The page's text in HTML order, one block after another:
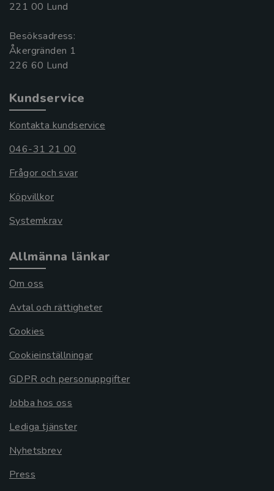
221 00 Lund
Besöksadress:
Åkergränden 1
Kundservice
Kontakta kundservice
046-31 21 00
Frågor och svar
Köpvillkor
Systemkrav
Allmänna länkar
Om oss
Avtal och rättigheter
Cookies
Cookieinställningar
GDPR och personuppgifter
Jobba hos oss
Lediga tjänster
Nyhetsbrev
Press